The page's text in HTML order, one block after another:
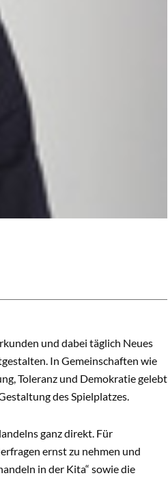
und dabei täglich Neues
In Gemeinschaften wie
Toleranz und Demokratie gelebt
des Spielplatzes.
ganz direkt. Für
ernst zu nehmen und
in der Kita“ sowie die